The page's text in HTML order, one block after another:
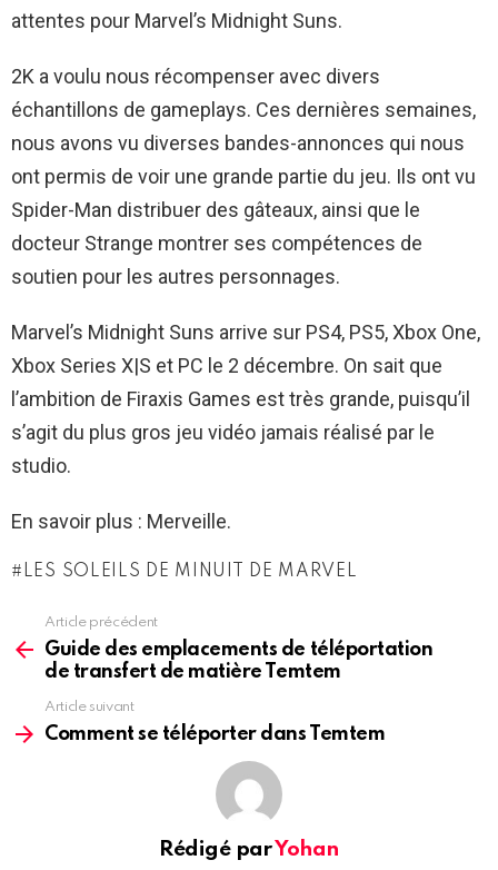
attentes pour Marvel’s Midnight Suns.
2K a voulu nous récompenser avec divers
échantillons de gameplays. Ces dernières semaines,
nous avons vu diverses bandes-annonces qui nous
ont permis de voir une grande partie du jeu. Ils ont vu
Spider-Man distribuer des gâteaux, ainsi que le
docteur Strange montrer ses compétences de
soutien pour les autres personnages.
Marvel’s Midnight Suns arrive sur PS4, PS5, Xbox One,
Xbox Series X|S et PC le 2 décembre. On sait que
l’ambition de Firaxis Games est très grande, puisqu’il
s’agit du plus gros jeu vidéo jamais réalisé par le
studio.
En savoir plus : Merveille.
LES SOLEILS DE MINUIT DE MARVEL
more
Article précédent
Guide des emplacements de téléportation
de transfert de matière Temtem
Article suivant
Comment se téléporter dans Temtem
Rédigé parYohan